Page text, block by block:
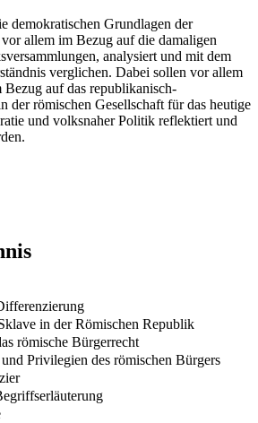
demokratischen Grundlagen der
allem im Bezug auf die damaligen
analysiert und mit dem
verglichen. Dabei sollen vor allem
auf das republikanisch-
der römischen Gesellschaft für das heutige
und volksnaher Politik reflektiert und
in der Römischen Republik
römische Bürgerrecht
Privilegien des römischen Bürgers